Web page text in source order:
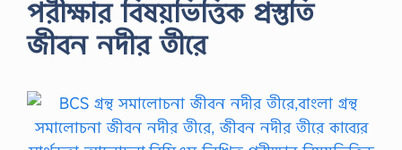
পরীক্ষার বিষয়ভিত্তিক প্রস্তুতি
জীবন নদীর তীরে